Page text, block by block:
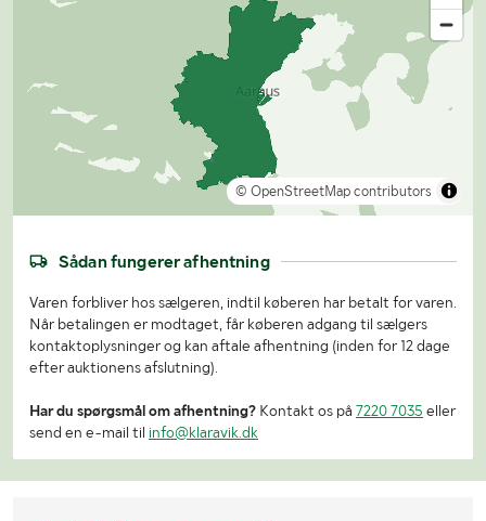
© OpenStreetMap contributors
Sådan fungerer afhentning
Varen forbliver hos sælgeren, indtil køberen har betalt for varen.
Når betalingen er modtaget, får køberen adgang til sælgers
kontaktoplysninger og kan aftale afhentning (inden for 12 dage
efter auktionens afslutning).
Har du spørgsmål om afhentning? Kontakt os på 7220 7035 eller
send en e-mail til info@klaravik.dk